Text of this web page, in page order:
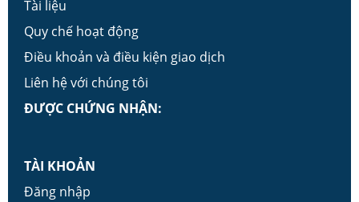
Tài liệu
Quy chế hoạt động
Điều khoản và điều kiện giao dịch
Liên hệ với chúng tôi
ĐƯỢC CHỨNG NHẬN:
TÀI KHOẢN
Đăng nhập